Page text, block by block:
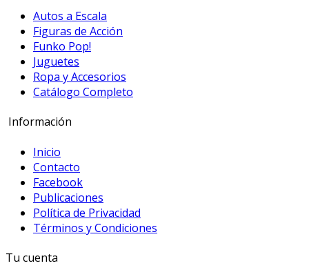
Autos a Escala
Figuras de Acción
Funko Pop!
Juguetes
Ropa y Accesorios
Catálogo Completo
Información
Inicio
Contacto
Facebook
Publicaciones
Política de Privacidad
Términos y Condiciones
Tu cuenta